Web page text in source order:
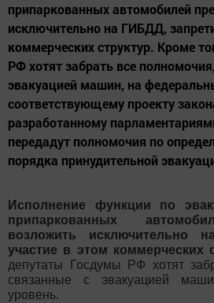
припаркованных автомобилей
исключительно на ГИБДД,
коммерческих структур. Кроме
РФ хотят забрать все
эвакуацией машин, на
соответствующему проекту
разработанному
передадут полномочия по
порядка принудительной
Исполнение функции по
припаркованных
возложить исключительно
участие в этом коммерческих
депутаты Госдумы РФ хотят
связанные с эвакуацией
уровень.